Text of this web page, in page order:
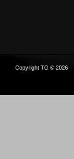
Copyright TG © 2026